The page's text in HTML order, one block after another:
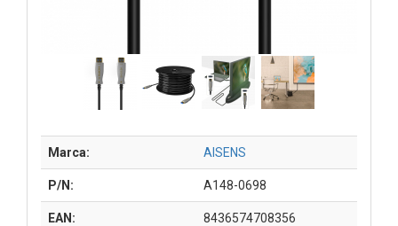
Marca: AISENS
P/N: A148-0698
EAN: 8436574708356